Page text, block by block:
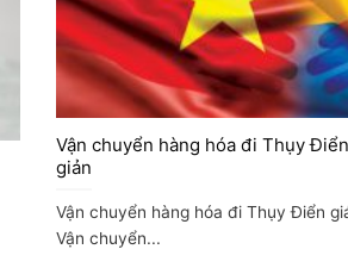
Vận chuyển hàng hóa đi Thụy
giản
Vận chuyển hàng hóa đi Thụy Điển
Vận chuyển...